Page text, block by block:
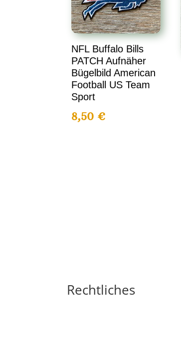
NFL Buffalo Bills
PATCH Aufnäher
Bügelbild American
Football US Team
Sport
8,50 €
Rechtliches